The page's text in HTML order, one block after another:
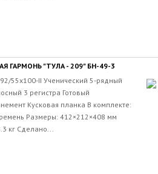
ГАРМОНЬ "ТУЛА - 209" БН-49-3
55х100-II Ученический 5-рядный
3 регистра Готовый
Кусковая планка В комплекте:
Размеры: 412×212×408 мм
кг Сделано...